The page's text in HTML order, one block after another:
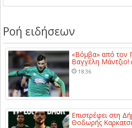
Ροή ειδήσεων
«Βόμβα» από τον
Βαγγέλη
18:36
Επιστρέφει στη
Θοδωρής